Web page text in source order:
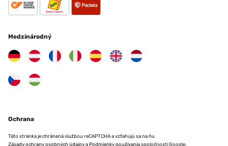
Medzinárodný
Ochrana
Táto stránka je chránená službou reCAPTCHA a vzťahujú sa na ňu
Zásady ochrany osobných údajovaPodmienky používaniaspoločnosti Google.